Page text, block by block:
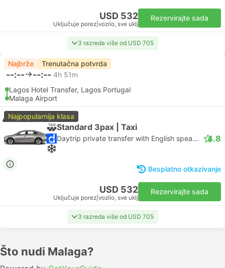
USD 532
Uključuje porez vozilo, sve uklj
Rezervirajte sada
3 razreda više od USD 705
Najbrže Trenutačna potvrda
--:-- --:-- 4h 51m
Lagos Hotel Transfer, Lagos Portugal
Malaga Airport
Najpopularnija klasa
Standard 3pax | Taxi
Daytrip private transfer with English speaking driver 4.8
Besplatno otkazivanje
USD 532
Uključuje porez vozilo, sve uklj
Rezervirajte sada
3 razreda više od USD 705
Što nudi Malaga?